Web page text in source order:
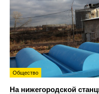
Общество
На нижегородской